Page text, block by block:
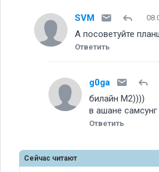
SVM
А посоветуйте
Ответить
g0ga
билайн М2))))
в ашане
Ответить
Сейчас читают